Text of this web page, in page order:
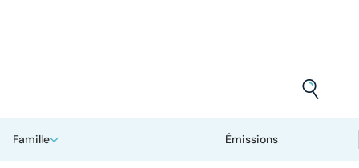
Famille Émissions